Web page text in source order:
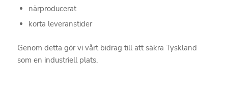
närproducerat
korta leveranstider
Genom detta gör vi vårt bidrag till att säkra Tyskland
som en industriell plats.